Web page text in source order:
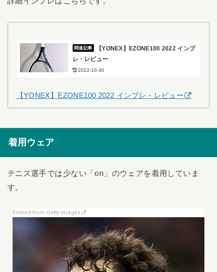
【YONEX】EZONE100 2022 インプ
レ・レビュー
2022-10-30
【YONEX】EZONE100 2022 インプレ・レビュー
着用ウェア
テニス選手では少ない「on」のウェアを着用していま
す。
Embed from Getty Images